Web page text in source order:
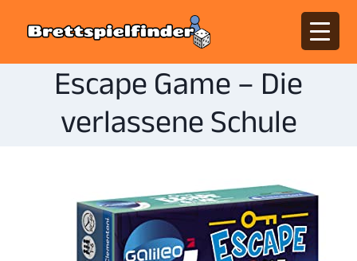
Escape Game – Die
verlassene Schule